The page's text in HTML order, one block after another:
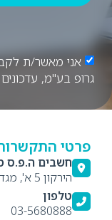
אני מאשר/ת
גרופ בע"מ,
פרטי
חשבים ה.פ.ס
הירקון 5 א', מגדלי LYFE, בניין B, בני ברק
טלפון
03-5680888